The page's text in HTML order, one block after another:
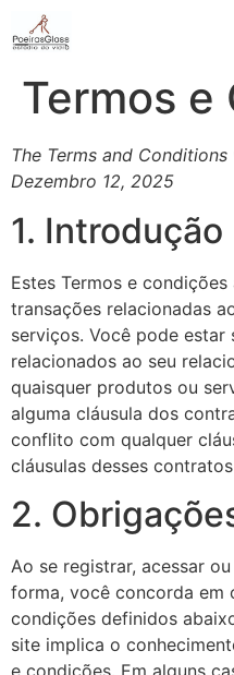
Termos e
The Terms and
Dezembro 12, 2025
1. Introdução
Estes Termos e
transações relacionadas
serviços. Você pode
relacionados ao seu
quaisquer produtos ou
alguma cláusula dos
conflito com qualquer
cláusulas desses
2.
Ao se registrar, acessar
forma, você concorda em
condições definidos
site implica o